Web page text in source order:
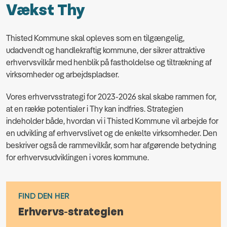
Vækst Thy
Thisted Kommune skal opleves som en tilgængelig,
udadvendt og handlekraftig kommune, der sikrer attraktive
erhvervsvilkår med henblik på fastholdelse og tiltrækning af
virksomheder og arbejdspladser.
Vores erhvervsstrategi for 2023-2026 skal skabe rammen for,
at en række potentialer i Thy kan indfries. Strategien
indeholder både, hvordan vi i Thisted Kommune vil arbejde for
en udvikling af erhvervslivet og de enkelte virksomheder. Den
beskriver også de rammevilkår, som har afgørende betydning
for erhvervsudviklingen i vores kommune.
FIND DEN HER
Erhvervs-strategien